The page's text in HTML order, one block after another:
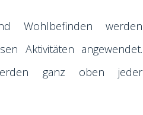
Wohlbefinden werden
Aktivitäten angewendet.
ganz oben jeder